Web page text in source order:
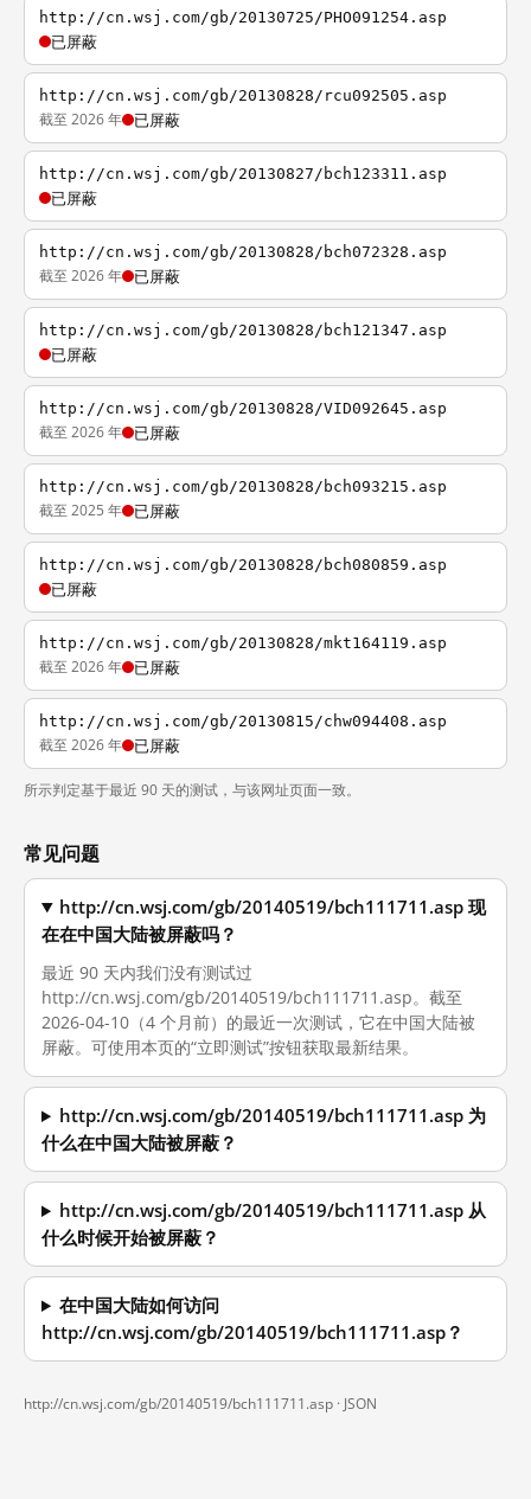
http://cn.wsj.com/gb/20130725/PHO091254.asp
已屏蔽
http://cn.wsj.com/gb/20130828/rcu092505.asp
截至 2026 年 已屏蔽
http://cn.wsj.com/gb/20130827/bch123311.asp
已屏蔽
http://cn.wsj.com/gb/20130828/bch072328.asp
截至 2026 年 已屏蔽
http://cn.wsj.com/gb/20130828/bch121347.asp
已屏蔽
http://cn.wsj.com/gb/20130828/VID092645.asp
截至 2026 年 已屏蔽
http://cn.wsj.com/gb/20130828/bch093215.asp
截至 2025 年 已屏蔽
http://cn.wsj.com/gb/20130828/bch080859.asp
已屏蔽
http://cn.wsj.com/gb/20130828/mkt164119.asp
截至 2026 年 已屏蔽
http://cn.wsj.com/gb/20130815/chw094408.asp
截至 2026 年 已屏蔽
所示判定基于最近 90 天的测试，与该网址页面一致。
常见问题
http://cn.wsj.com/gb/20140519/bch111711.asp 现
在在中国大陆被屏蔽吗？
最近 90 天内我们没有测试过
http://cn.wsj.com/gb/20140519/bch111711.asp。截至
2026-04-10（4 个月前）的最近一次测试，它在中国大陆被
屏蔽。可使用本页的“立即测试”按钮获取最新结果。
http://cn.wsj.com/gb/20140519/bch111711.asp 为
什么在中国大陆被屏蔽？
http://cn.wsj.com/gb/20140519/bch111711.asp 从
什么时候开始被屏蔽？
在中国大陆如何访问
http://cn.wsj.com/gb/20140519/bch111711.asp？
http://cn.wsj.com/gb/20140519/bch111711.asp · JSON